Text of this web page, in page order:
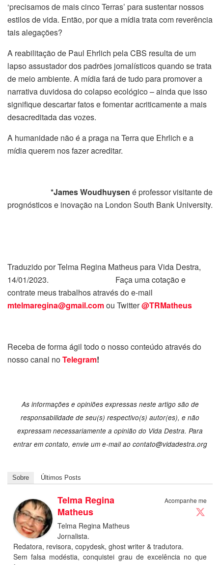
‘precisamos de mais cinco Terras’ para sustentar nossos
estilos de vida. Então, por que a mídia trata com reverência
tais alegações?
A reabilitação de Paul Ehrlich pela CBS resulta de um
lapso assustador dos padrões jornalísticos quando se trata
de meio ambiente. A mídia fará de tudo para promover a
narrativa duvidosa do colapso ecológico – ainda que isso
signifique descartar fatos e fomentar acriticamente a mais
desacreditada das vozes.
A humanidade não é a praga na Terra que Ehrlich e a
mídia querem nos fazer acreditar.
*James Woudhuysen é professor visitante de
prognósticos e inovação na London South Bank University.
Traduzido por Telma Regina Matheus para Vida Destra,
14/01/2023. Faça uma cotação e
contrate meus trabalhos através do e-mail
mtelmaregina@gmail.comou Twitter@TRMatheus
Receba de forma ágil todo o nosso conteúdo através do
nosso canal noTelegram!
As informações e opiniões expressas neste artigo são de
responsabilidade de seu(s) respectivo(s) autor(es), e não
expressam necessariamente a opinião do Vida Destra. Para
entrar em contato, envie um e-mail ao contato@vidadestra.org
Sobre Últimos Posts
Acompanhe me
Telma Regina
Matheus
Telma Regina Matheus
Jornalista.
Redatora, revisora, copydesk, ghost writer & tradutora.
Sem falsa modéstia, conquistei grau de excelência no que